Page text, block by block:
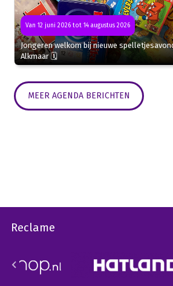
Van 12 juni 2026 tot 14 augustus 2026
Jongeren welkom bij nieuwe
Alkmaar 🗓
MEER AGENDA BERICHTEN
Reclame